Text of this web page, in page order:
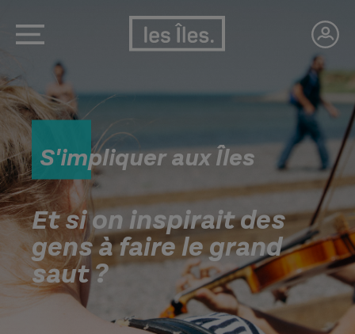
S'impliquer aux Îles
Et si on inspirait des
gens à faire le grand
saut ?